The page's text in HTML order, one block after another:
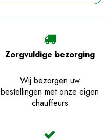
Zorgvuldige bezorging
Wij bezorgen uw
bestellingen met onze eigen
chauffeurs